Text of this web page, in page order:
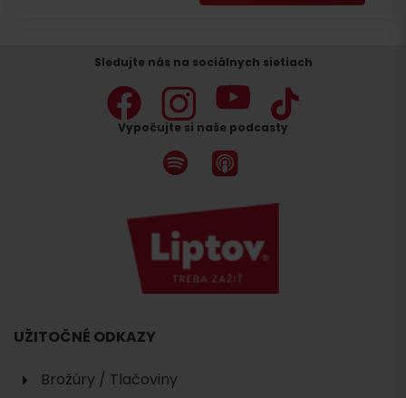
Sledujte nás na sociálnych sietiach
Vypočujte si naše podcasty
UŽITOČNÉ ODKAZY
Brožúry / Tlačoviny